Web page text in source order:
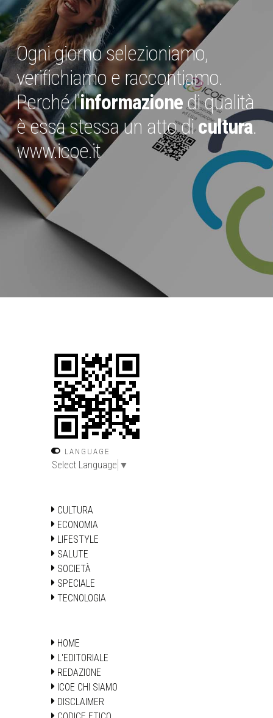
Ogni giorno selezioniamo,
verifichiamo e raccontiamo.
Perché l'informazionedi qualità
è essa stessa un atto dicultura.
www.icoe.it
LANGUAGE
Select Language ▼
CULTURA
ECONOMIA
LIFESTYLE
SALUTE
SOCIETÀ
SPECIALE
TECNOLOGIA
HOME
L'EDITORIALE
REDAZIONE
ICOE CHI SIAMO
DISCLAIMER